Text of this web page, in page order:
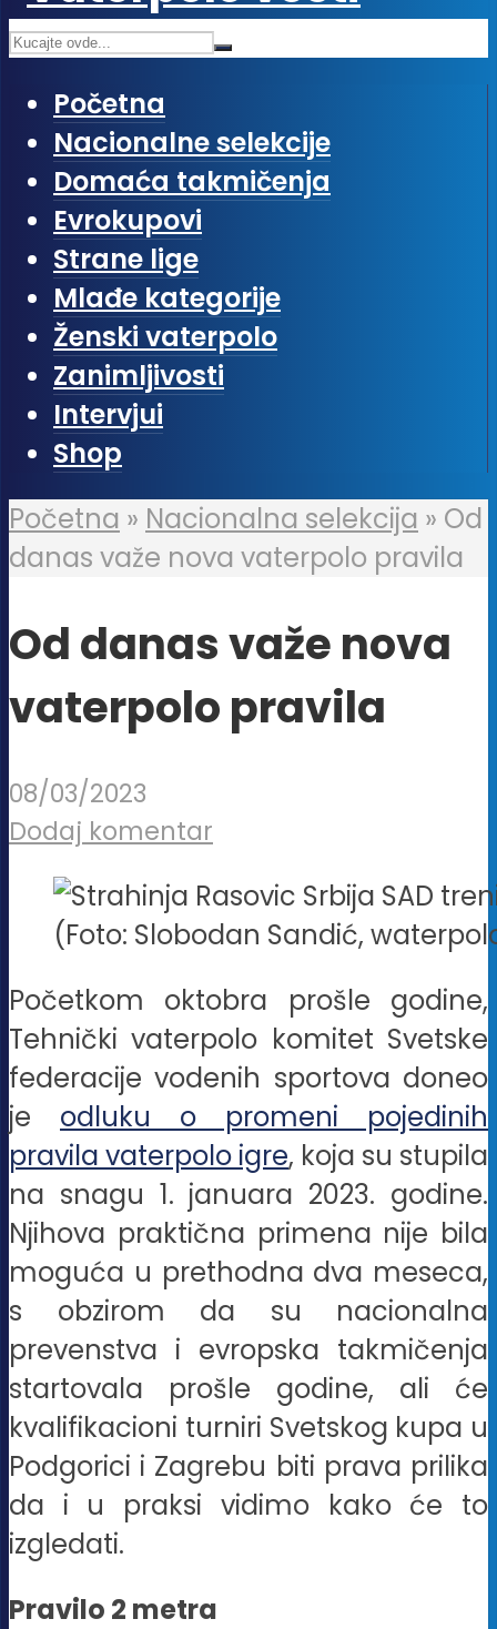
Početna
Nacionalne selekcije
Domaća takmičenja
Evrokupovi
Strane lige
Mlađe kategorije
Ženski vaterpolo
Zanimljivosti
Intervjui
Shop
Početna » Nacionalna selekcija » Od
danas važe nova vaterpolo pravila
Od danas važe nova
vaterpolo pravila
08/03/2023
Dodaj komentar
(Foto: Slobodan Sandić,
Početkom oktobra prošle godine,
Tehnički vaterpolo komitet Svetske
federacije vodenih sportova doneo
je odluku o promeni pojedinih
pravila vaterpolo igre, koja su stupila
na snagu 1. januara 2023. godine.
Njihova praktična primena nije bila
moguća u prethodna dva meseca,
s obzirom da su nacionalna
prevenstva i evropska takmičenja
startovala prošle godine, ali će
kvalifikacioni turniri Svetskog kupa u
Podgorici i Zagrebu biti prava prilika
da i u praksi vidimo kako će to
izgledati.
Pravilo 2 metra